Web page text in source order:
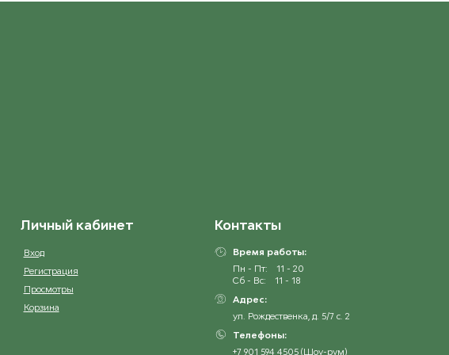
Личный кабинет
Вход
Регистрация
Просмотры
Корзина
Контакты
Время работы:
Пн - Пт:
11 - 20
Сб - Вс:
11 - 18
Адрес:
ул. Рождественка, д. 5/7 с. 2
Телефоны:
+7 901 594 4505 (Шоу-рум)